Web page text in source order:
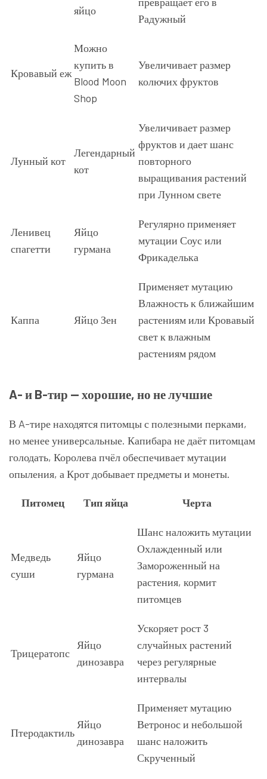
яйцо
Радужный
Кровавый еж
Можно
купить в
Blood Moon
Shop
Увеличивает размер
колючих фруктов
Лунный кот
Легендарный
кот
Увеличивает размер
фруктов и дает шанс
повторного
выращивания растений
при Лунном свете
Ленивец
спагетти
Яйцо
гурмана
Регулярно применяет
мутации Соус или
Фрикаделька
Каппа Яйцо Зен
Применяет мутацию
Влажность к ближайшим
растениям или Кровавый
свет к влажным
растениям рядом
A- и B-тир — хорошие, но не лучшие
В A-тире находятся питомцы с полезными перками,
но менее универсальные. Капибара не даёт питомцам
голодать, Королева пчёл обеспечивает мутации
опыления, а Крот добывает предметы и монеты.
Питомец Тип яйца Черта
Медведь
суши
Яйцо
гурмана
Шанс наложить мутации
Охлажденный или
Замороженный на
растения, кормит
питомцев
Трицератопс
Яйцо
динозавра
Ускоряет рост 3
случайных растений
через регулярные
интервалы
Птеродактиль
Яйцо
динозавра
Применяет мутацию
Ветронос и небольшой
шанс наложить
Скрученный